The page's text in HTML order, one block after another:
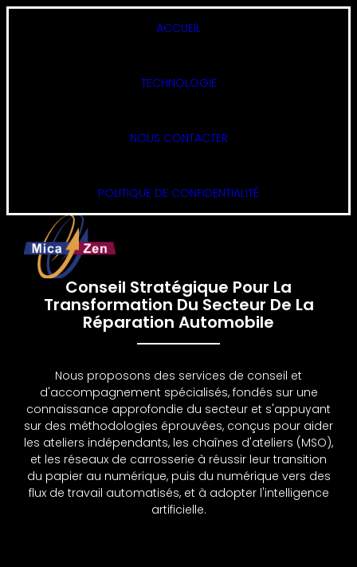
ACCUEIL
TECHNOLOGIE
NOUS CONTACTER
POLITIQUE DE CONFIDENTIALITÉ
Conseil Stratégique Pour La
Transformation Du Secteur De La
Réparation Automobile
Nous proposons des services de conseil et
d'accompagnement spécialisés, fondés sur une
connaissance approfondie du secteur et s'appuyant
sur des méthodologies éprouvées, conçus pour aider
les ateliers indépendants, les chaînes d'ateliers (MSO),
et les réseaux de carrosserie à réussir leur transition
du papier au numérique, puis du numérique vers des
flux de travail automatisés, et à adopter l'intelligence
artificielle.